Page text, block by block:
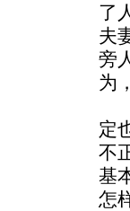
了
夫
旁
为
定
不
基
怎